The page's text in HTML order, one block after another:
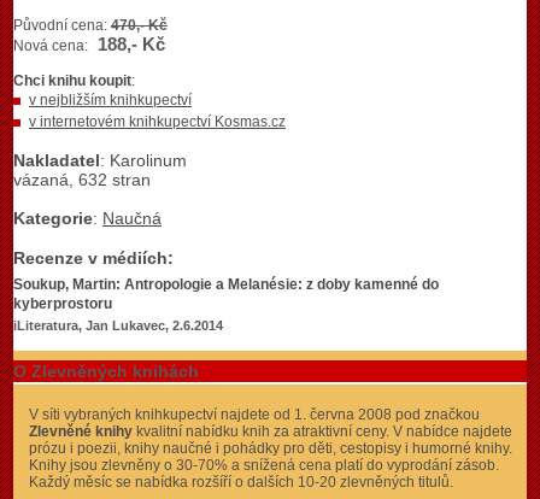
Původní cena: 470,- Kč
Nová cena:
188,- Kč
Chci knihu koupit:
v nejbližším knihkupectví
v internetovém knihkupectví Kosmas.cz
Nakladatel: Karolinum
vázaná, 632 stran
Kategorie: Naučná
Recenze v médiích:
Soukup, Martin: Antropologie a Melanésie: z doby kamenné do
kyberprostoru
iLiteratura, Jan Lukavec, 2.6.2014
O Zlevněných knihách
V síti vybraných knihkupectví najdete od 1. června 2008 pod značkou
Zlevněné knihy kvalitní nabídku knih za atraktivní ceny. V nabídce najdete
prózu i poezii, knihy naučné i pohádky pro děti, cestopisy i humorné knihy.
Knihy jsou zlevněny o 30-70% a snížená cena platí do vyprodání zásob.
Každý měsíc se nabídka rozšíří o dalších 10-20 zlevněných titulů.